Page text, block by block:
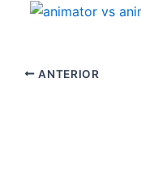
ANTERIOR